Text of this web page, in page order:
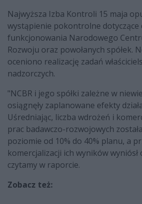
Najwyższa Izba Kontroli 15 maja
wystąpienie pokontrolne dotyczące
funkcjonowania Narodowego
Rozwoju oraz powołanych spółek.
oceniono realizację zadań
nadzorczych.
"NCBR i jego spółki zależne w
osiągnęły zaplanowane efekty
Uśredniając, liczba wdrożeń i
prac badawczo-rozwojowych
poziomie od 10% do 40% planu, a
komercjalizacji ich wyników wyniósł
czytamy w raporcie.
Zobacz też: